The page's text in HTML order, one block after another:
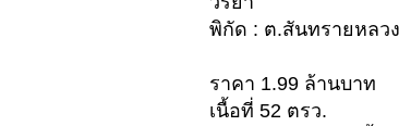
พิกัด : ต.สันทรายหลว
ราคา 1.99 ล้านบาท
เนื้อที่ 52 ตรว.